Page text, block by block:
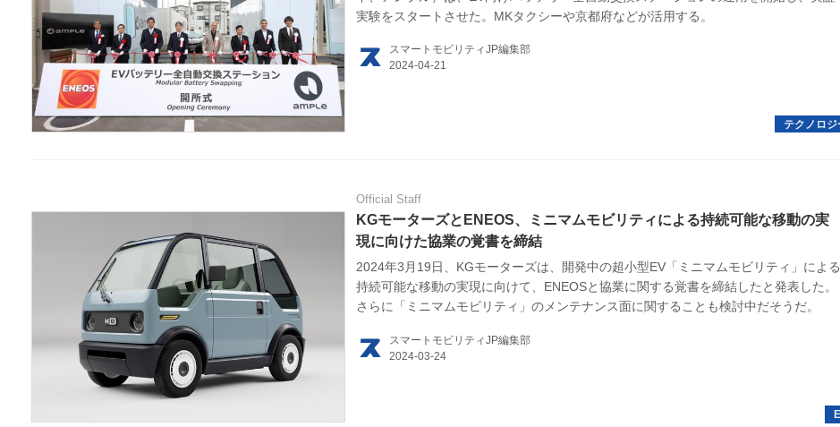
実験をスタートさせた。MKタクシーや京都府などが活用する。
スマートモビリティJP編集部
Official Staff
KGモーターズとENEOS、ミニマムモビリティによる持続可能な移動の実
現に向けた協業の覚書を締結
2024年3月19日、KGモーターズは、開発中の超小型EV「ミニマムモビリティ」による
持続可能な移動の実現に向けて、ENEOSと協業に関する覚書を締結したと発表した。
さらに「ミニマムモビリティ」のメンテナンス面に関することも検討中だそうだ。
スマートモビリティJP編集部